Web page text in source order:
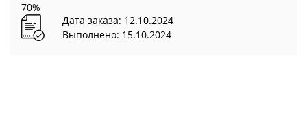
70%
Дата заказа: 12.10.2024
Выполнено: 15.10.2024